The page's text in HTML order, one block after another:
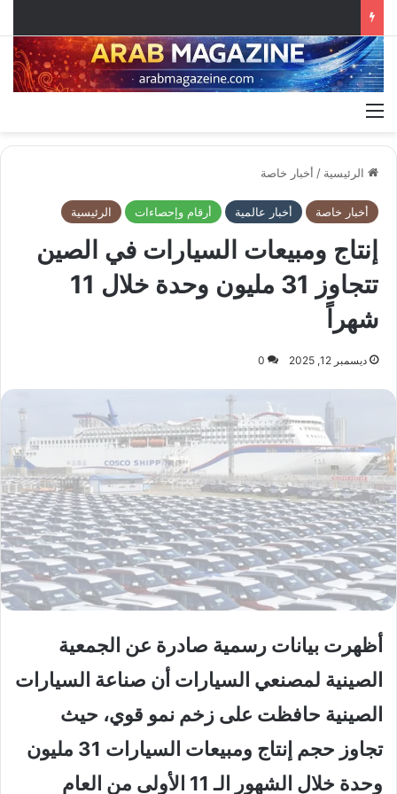
الرئيسية / أخبار خاصة
أخبار خاصة أخبار عالمية أرقام وإحصاءات الرئيسية
إنتاج ومبيعات السيارات في الصين
تتجاوز 31 مليون وحدة خلال 11
شهراً
ديسمبر 12, 2025 0
أظهرت بيانات رسمية صادرة عن الجمعية
الصينية لمصنعي السيارات أن صناعة السيارات
الصينية حافظت على زخم نمو قوي، حيث
تجاوز حجم إنتاج ومبيعات السيارات 31 مليون
وحدة خلال الشهور الـ 11 الأولى من العام